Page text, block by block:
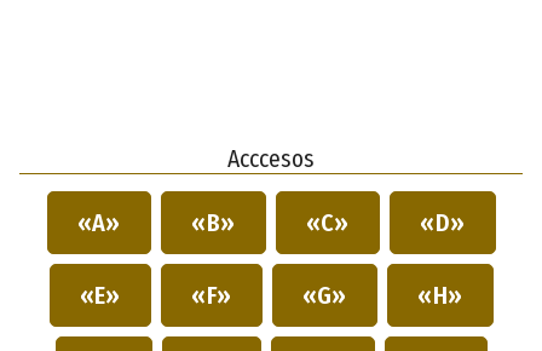
Acccesos
«A» «B» «C» «D»
«E» «F» «G» «H»